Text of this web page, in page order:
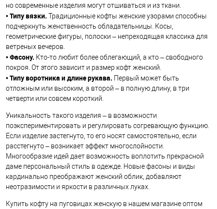
но современные изделия могут отшиваться и из ткани.
•Типу вязки. Традиционные кофты женские узорами способны
подчеркнуть женственность обладательницы. Косы,
геометрические фигуры, полоски – непреходящая классика для
ветреных вечеров.
•Фасону. Кто-то любит более облегающий, а кто – свободного
покроя. От этого зависит и размер кофт женский.
•Типу воротника и длине рукава. Первый может быть
отложным или высоким, а второй – в полную длину, в три
четверти или совсем короткий.
Уникальность такого изделия – в возможности
поэкспериментировать и регулировать согревающую функцию.
Если изделие застегнуто, то его носят самостоятельно, если
расстегнуто – возникает эффект многослойности.
Многообразие идей дает возможность воплотить прекрасной
даме персональный стиль в одежде. Новые фасоны и виды
кардинально преображают женский облик, добавляют
неотразимости и яркости в различных луках.
Купить кофту на пуговицах женскую в нашем магазине оптом